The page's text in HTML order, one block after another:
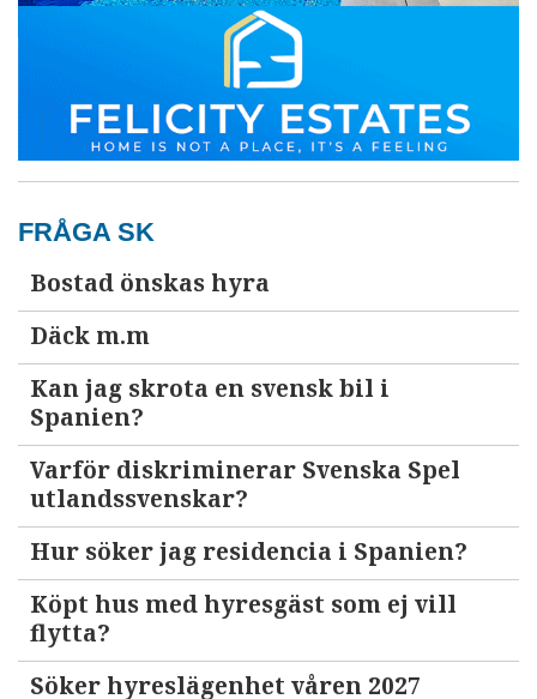
FRÅGA SK
Bostad önskas hyra
Däck m.m
Kan jag skrota en svensk bil i
Spanien?
Varför diskriminerar Svenska Spel
utlandssvenskar?
Hur söker jag residencia i Spanien?
Köpt hus med hyresgäst som ej vill
flytta?
Söker hyreslägenhet våren 2027